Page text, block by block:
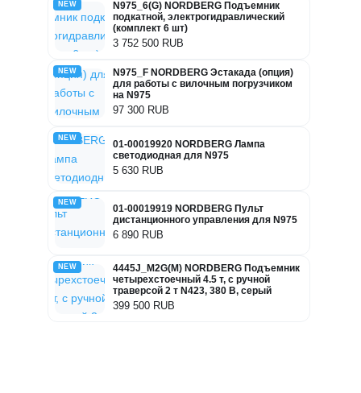
NEW
N975_6(G) NORDBERG Подъемник
подкатной, электрогидравлический
(комплект 6 шт)
3 752 500 RUB
NEW
N975_F NORDBERG Эстакада (опция)
для работы с вилочным погрузчиком
на N975
97 300 RUB
NEW
01-00019920 NORDBERG Лампа
светодиодная для N975
5 630 RUB
NEW
01-00019919 NORDBERG Пульт
дистанционного управления для N975
6 890 RUB
NEW
4445J_M2G(M) NORDBERG Подъемник
четырехстоечный 4.5 т, с ручной
траверсой 2 т N423, 380 В, серый
399 500 RUB